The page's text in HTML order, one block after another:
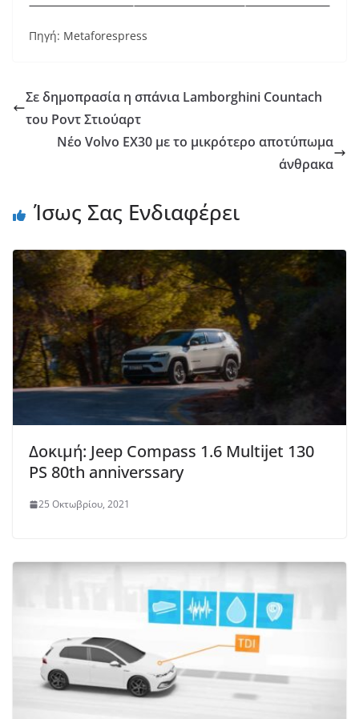
Πηγή: Metaforespress
Σε δημοπρασία η σπάνια Lamborghini Countach
του Ροντ Στιούαρτ
Νέο Volvo EX30 με το μικρότερο αποτύπωμα
άνθρακα
Ίσως Σας Ενδιαφέρει
Δοκιμή: Jeep Compass 1.6 Multijet 130
PS 80th anniverssary
25 Οκτωβρίου, 2021